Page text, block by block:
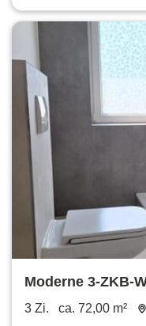
Moderne 3-ZKB-
ruhige, zentrale
3 Zi. ca. 72,00 m²